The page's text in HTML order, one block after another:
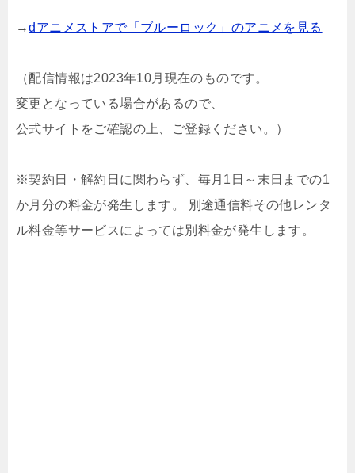
→dアニメストアで「ブルーロック」のアニメを見る
（配信情報は2023年10月現在のものです。
変更となっている場合があるので、
公式サイトをご確認の上、ご登録ください。）
※契約日・解約日に関わらず、毎月1日～末日までの1
か月分の料金が発生します。 別途通信料その他レンタ
ル料金等サービスによっては別料金が発生します。